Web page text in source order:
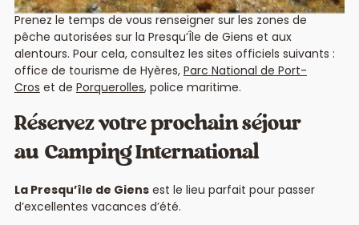
Prenez le temps de vous renseigner sur les zones de
pêche autorisées sur la Presqu’Île de Giens et aux
alentours. Pour cela, consultez les sites officiels suivants :
office de tourisme de Hyères, Parc National de Port-
Cros et de Porquerolles, police maritime.
Réservez votre prochain séjour
au Camping International
La Presqu’île de Giensest le lieu parfait pour passer
d’excellentes vacances d’été.